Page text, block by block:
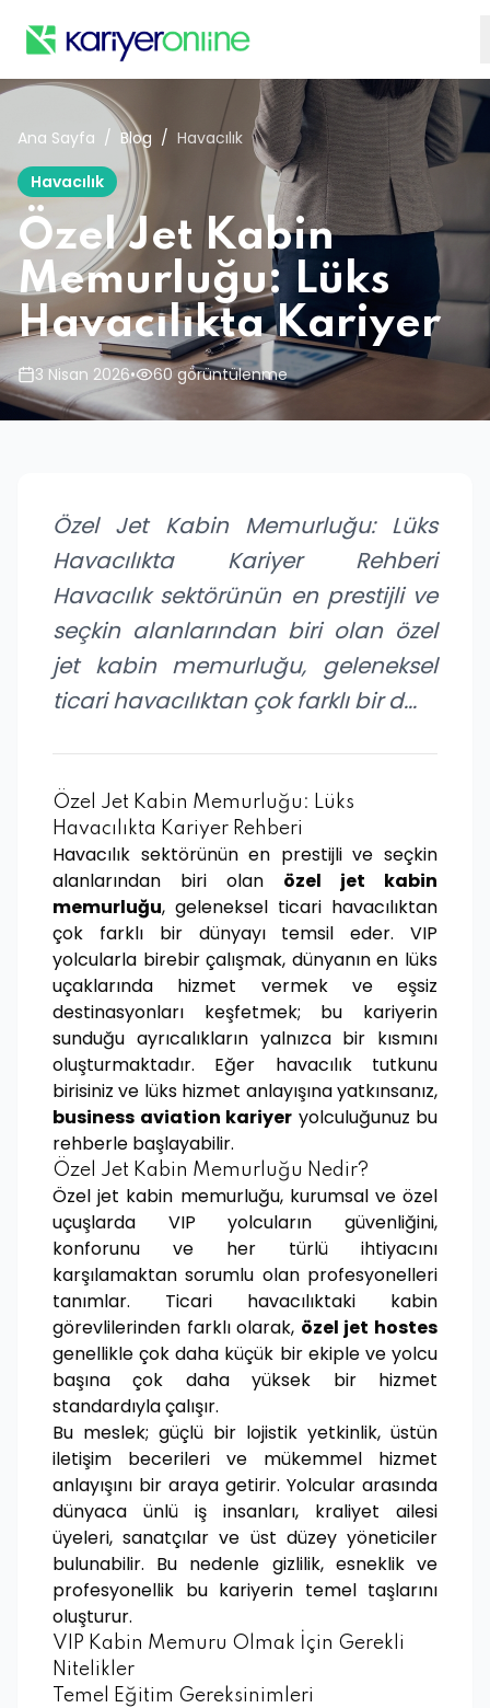
Ana Sayfa / Blog / Havacılık
Havacılık
Özel Jet Kabin
Memurluğu: Lüks
Havacılıkta Kariyer
3 Nisan 2026• 60 görüntülenme
Özel Jet Kabin Memurluğu: Lüks
Havacılıkta Kariyer Rehberi
Havacılık sektörünün en prestijli ve
seçkin alanlarından biri olan özel
jet kabin memurluğu, geleneksel
ticari havacılıktan çok farklı bir d...
Özel Jet Kabin Memurluğu: Lüks
Havacılıkta Kariyer Rehberi
Havacılık sektörünün en prestijli ve seçkin
alanlarından biri olan özel jet kabin
memurluğu, geleneksel ticari havacılıktan
çok farklı bir dünyayı temsil eder. VIP
yolcularla birebir çalışmak, dünyanın en lüks
uçaklarında hizmet vermek ve eşsiz
destinasyonları keşfetmek; bu kariyerin
sunduğu ayrıcalıkların yalnızca bir kısmını
oluşturmaktadır. Eğer havacılık tutkunu
birisiniz ve lüks hizmet anlayışına yatkınsanız,
business aviation kariyer yolculuğunuz bu
rehberle başlayabilir.
Özel Jet Kabin Memurluğu Nedir?
Özel jet kabin memurluğu, kurumsal ve özel
uçuşlarda VIP yolcuların güvenliğini,
konforunu ve her türlü ihtiyacını
karşılamaktan sorumlu olan profesyonelleri
tanımlar. Ticari havacılıktaki kabin
görevlilerinden farklı olarak, özel jet hostes
genellikle çok daha küçük bir ekiple ve yolcu
başına çok daha yüksek bir hizmet
standardıyla çalışır.
Bu meslek; güçlü bir lojistik yetkinlik, üstün
iletişim becerileri ve mükemmel hizmet
anlayışını bir araya getirir. Yolcular arasında
dünyaca ünlü iş insanları, kraliyet ailesi
üyeleri, sanatçılar ve üst düzey yöneticiler
bulunabilir. Bu nedenle gizlilik, esneklik ve
profesyonellik bu kariyerin temel taşlarını
oluşturur.
VIP Kabin Memuru Olmak İçin Gerekli
Nitelikler
Temel Eğitim Gereksinimleri